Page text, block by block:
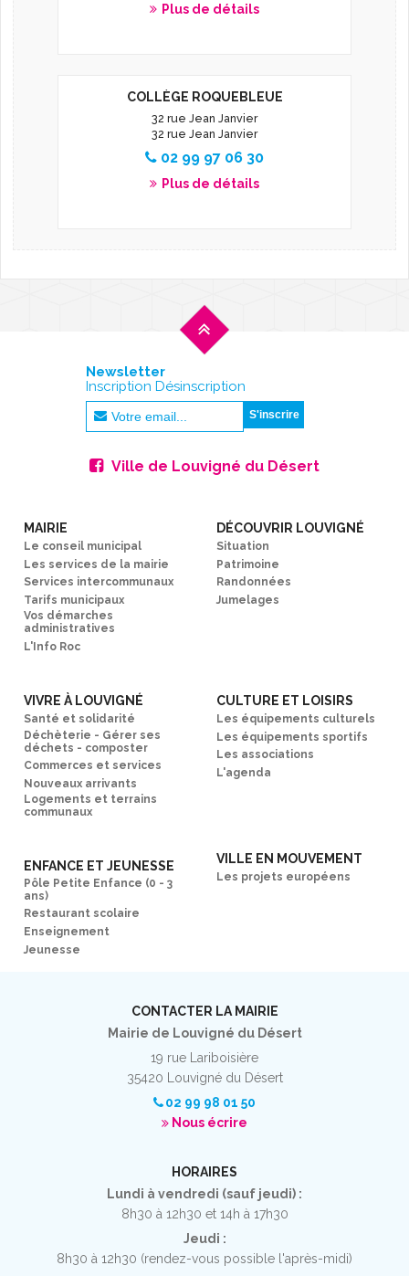
Plus de détails
COLLÈGE ROQUEBLEUE
32 rue Jean Janvier
32 rue Jean Janvier
02 99 97 06 30
Plus de détails
Newsletter
Inscription Désinscription
Ville de Louvigné du Désert
MAIRIE
Le conseil municipal
Les services de la mairie
Services intercommunaux
Tarifs municipaux
Vos démarches
administratives
L'Info Roc
DÉCOUVRIR LOUVIGNÉ
Situation
Patrimoine
Randonnées
Jumelages
VIVRE À LOUVIGNÉ
Santé et solidarité
Déchèterie - Gérer ses
déchets - composter
Commerces et services
Nouveaux arrivants
Logements et terrains
communaux
CULTURE ET LOISIRS
Les équipements culturels
Les équipements sportifs
Les associations
L'agenda
ENFANCE ET JEUNESSE
Pôle Petite Enfance (0 - 3
ans)
Restaurant scolaire
Enseignement
Jeunesse
VILLE EN MOUVEMENT
Les projets européens
CONTACTER LA MAIRIE
Mairie de Louvigné du Désert
19 rue Lariboisière
35420 Louvigné du Désert
02 99 98 01 50
Nous écrire
HORAIRES
Lundi à vendredi (sauf jeudi) :
8h30 à 12h30 et 14h à 17h30
Jeudi :
8h30 à 12h30 (rendez-vous possible l'après-midi)